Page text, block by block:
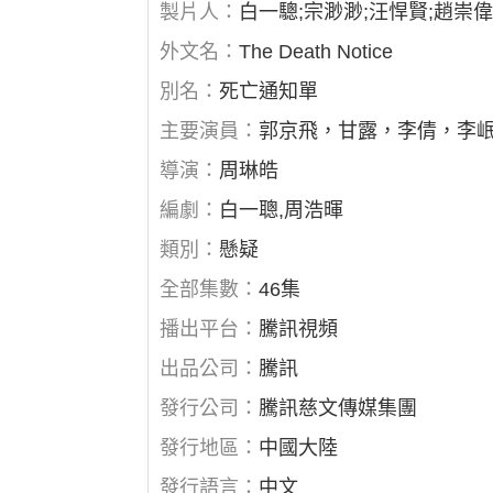
製片人： 白一驄;宗渺渺;汪悍賢;趙崇偉
外文名：The Death Notice
別名：死亡通知單
主要演員：郭京飛，甘露，李倩，李
導演： 周琳皓
編劇： 白一聰,周浩暉
類別：懸疑
全部集數：46集
播出平台： 騰訊視頻
出品公司： 騰訊
發行公司： 騰訊慈文傳媒集團
發行地區： 中國大陸
發行語言： 中文